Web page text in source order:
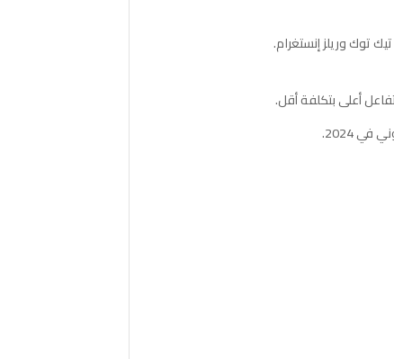
توك وريلز إنستغرام.
أعلى بتكلفة أقل.
2024.